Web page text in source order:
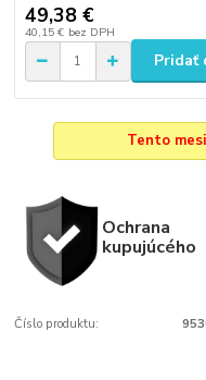
49,38 €
40,15 € bez DPH
Pridať
Tento
Ochrana
kupujúcého
Číslo produktu: